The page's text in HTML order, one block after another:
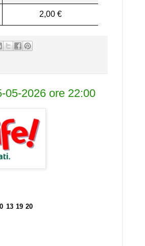
2,00 €
05-2026 ore 22:00
13 19 20